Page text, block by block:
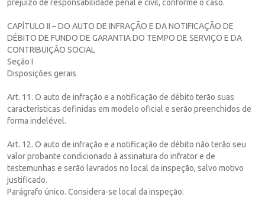
prejuízo de responsabilidade penal e civil, conforme o caso.
CAPÍTULO II – DO AUTO DE INFRAÇÃO E DA NOTIFICAÇÃO DE
DÉBITO DE FUNDO DE GARANTIA DO TEMPO DE SERVIÇO E DA
CONTRIBUIÇÃO SOCIAL
Seção I
Disposições gerais
Art. 11. O auto de infração e a notificação de débito terão suas
características definidas em modelo oficial e serão preenchidos de
forma indelével.
Art. 12. O auto de infração e a notificação de débito não terão seu
valor probante condicionado à assinatura do infrator e de
testemunhas e serão lavrados no local da inspeção, salvo motivo
justificado.
Parágrafo único. Considera-se local da inspeção: